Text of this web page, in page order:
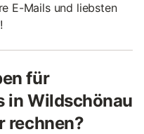
E-Mails und liebsten
für
in Wildschönau
rechnen?